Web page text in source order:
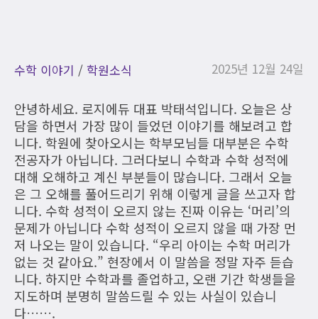
2025년 12월 24일
수학 이야기 / 학원소식
안녕하세요. 로지에듀 대표 박태석입니다. 오늘은 상
담을 하면서 가장 많이 들었던 이야기를 해보려고 합
니다. 학원에 찾아오시는 학부모님들 대부분은 수학
전공자가 아닙니다. 그러다보니 수학과 수학 성적에
대해 오해하고 계신 부분들이 많습니다. 그래서 오늘
은 그 오해를 풀어드리기 위해 이렇게 글을 쓰고자 합
니다. 수학 성적이 오르지 않는 진짜 이유는 ‘머리’의
문제가 아닙니다 수학 성적이 오르지 않을 때 가장 먼
저 나오는 말이 있습니다. “우리 아이는 수학 머리가
없는 것 같아요.” 현장에서 이 말씀을 정말 자주 듣습
니다. 하지만 수학과를 졸업하고, 오랜 기간 학생들을
지도하며 분명히 말씀드릴 수 있는 사실이 있습니
다…….